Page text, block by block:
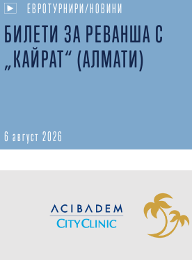
ЕВРОТУРНИРИ/НОВИНИ
БИЛЕТИ ЗА РЕВАНША С
„КАЙРАТ“ (АЛМАТИ)
6 август 2026